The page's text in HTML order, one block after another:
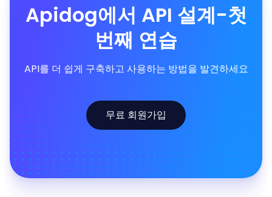
Apidog에서 API 설계-첫
번째 연습
API를 더 쉽게 구축하고 사용하는 방법을 발견하세요
무료 회원가입